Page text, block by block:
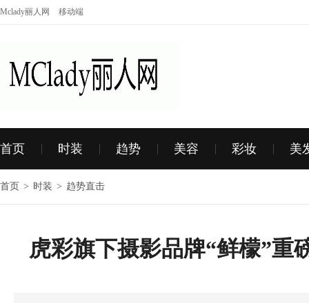
Mclady丽人网 移动端
首页 时装 趋势 美容 彩妆 美
首页 > 时装 > 趋势直击
虎彩旗下摄影品牌“鲜檬”重